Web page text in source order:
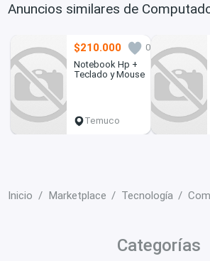
Anuncios similares de
$210.000
0
Notebook Hp +
Teclado y Mouse
Temuco
Inicio Marketplace Tecnología
Categorías